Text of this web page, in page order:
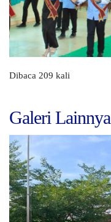
Dibaca 209 kali
Galeri Lainnya